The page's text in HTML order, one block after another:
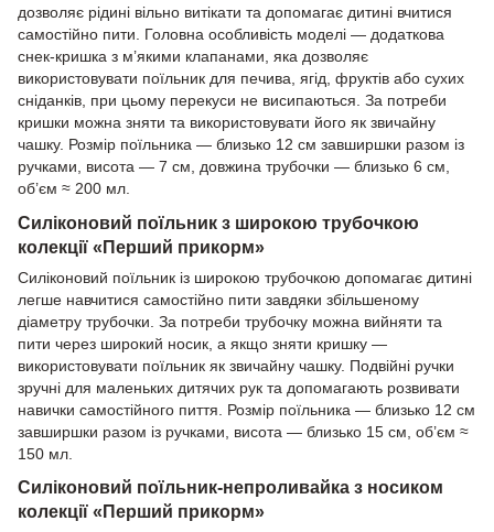
дозволяє рідині вільно витікати та допомагає дитині вчитися
самостійно пити. Головна особливість моделі — додаткова
снек-кришка з м’якими клапанами, яка дозволяє
використовувати поїльник для печива, ягід, фруктів або сухих
сніданків, при цьому перекуси не висипаються. За потреби
кришки можна зняти та використовувати його як звичайну
чашку. Розмір поїльника — близько 12 см завширшки разом із
ручками, висота — 7 см, довжина трубочки — близько 6 см,
об’єм ≈ 200 мл.
Силіконовий поїльник з широкою трубочкою
колекції «Перший прикорм»
Силіконовий поїльник із широкою трубочкою допомагає дитині
легше навчитися самостійно пити завдяки збільшеному
діаметру трубочки. За потреби трубочку можна вийняти та
пити через широкий носик, а якщо зняти кришку —
використовувати поїльник як звичайну чашку. Подвійні ручки
зручні для маленьких дитячих рук та допомагають розвивати
навички самостійного пиття. Розмір поїльника — близько 12 см
завширшки разом із ручками, висота — близько 15 см, об’єм ≈
150 мл.
Силіконовий поїльник-непроливайка з носиком
колекції «Перший прикорм»